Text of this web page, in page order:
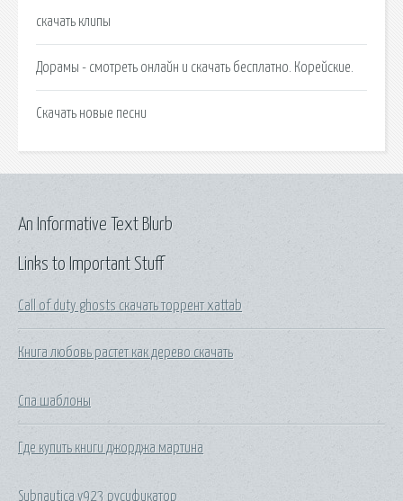
скачать клипы
Дорамы - смотреть онлайн и скачать бесплатно. Корейские.
Скачать новые песни
Links to Important Stuff
Call of duty ghosts скачать торрент xattab
Книга любовь растет как дерево скачать
Спа шаблоны
Где купить книги джорджа мартина
Subnautica v923 русификатор
An Informative Text Blurb